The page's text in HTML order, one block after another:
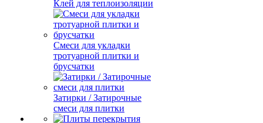
Клей для теплоизоляции
Смеси для укладки
тротуарной плитки и
брусчатки
Затирки / Затирочные
смеси для плитки